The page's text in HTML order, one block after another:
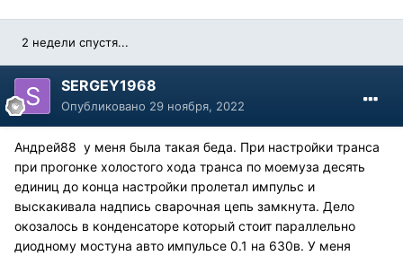
2 недели спустя...
SERGEY1968
Опубликовано 29 ноября, 2022
Андрей88 у меня была такая беда. При настройки транса
при прогонке холостого хода транса по моемуза десять
единиц до конца настройки пролетал импульс и
выскакивала надпись сварочная цепь замкнута. Дело
окозалось в конденсаторе который стоит параллельно
диодному мостуна авто импульсе 0.1 на 630в. У меня